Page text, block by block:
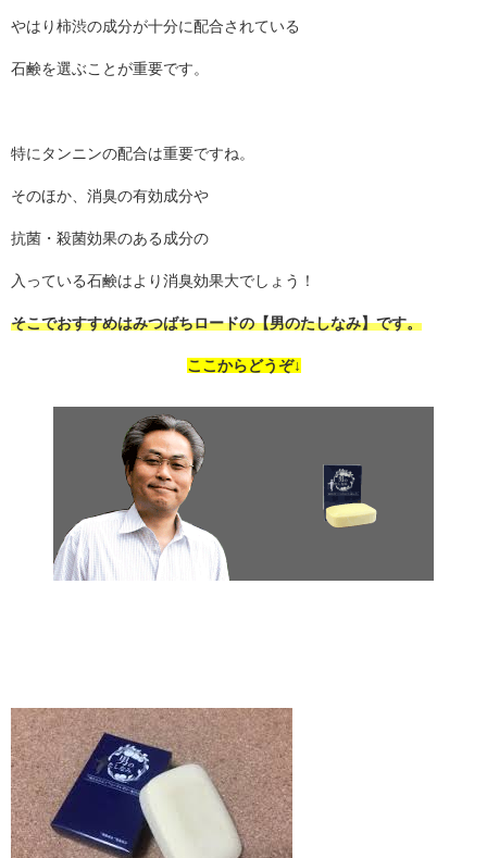
やはり柿渋の成分が十分に配合されている
石鹸を選ぶことが重要です。
特にタンニンの配合は重要ですね。
そのほか、消臭の有効成分や
抗菌・殺菌効果のある成分の
入っている石鹸はより消臭効果大でしょう！
そこでおすすめはみつばちロードの【男のたしなみ】です。
ここからどうぞ↓